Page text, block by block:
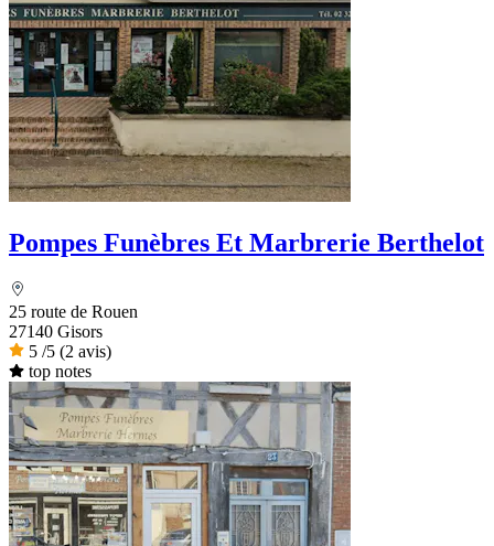
Pompes Funèbres Et Marbrerie Berthelot
25 route de Rouen
27140 Gisors
5 /5 (2 avis)
top notes